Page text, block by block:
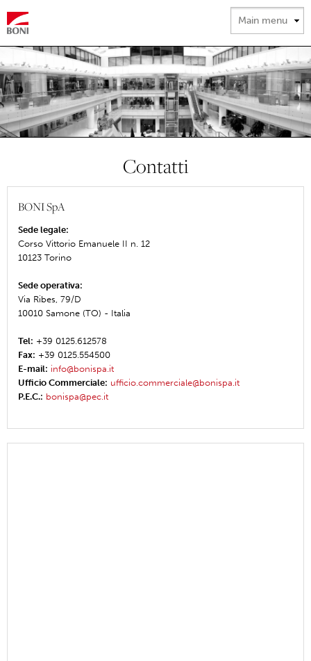
Contatti
BONI SpA
Sede legale:
Corso Vittorio Emanuele II n. 12
10123 Torino
Sede operativa:
Via Ribes, 79/D
10010 Samone (TO) - Italia
Tel: +39 0125.612578
Fax: +39 0125.554500
E-mail: info@bonispa.it
Ufficio Commerciale: ufficio.commerciale@bonispa.it
P.E.C.: bonispa@pec.it